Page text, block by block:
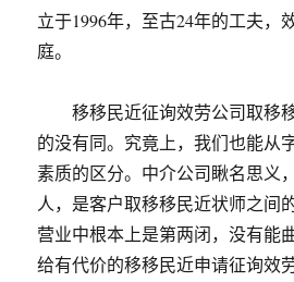
立于1996年，至古24年的工夫，
庭。
移移民近征询效劳公司取移
的没有同。究竟上，我们也能从
素质的区分。中介公司瞅名思义
人，是客户取移移民近状师之间
营业中根本上是第两闭，没有能
给有代价的移移民近申请征询效